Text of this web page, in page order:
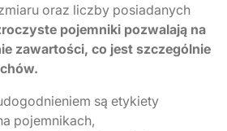
oraz liczby posiadanych
pojemniki pozwalają na
zawartości, co jest szczególnie
są etykiety
pojemnikach,